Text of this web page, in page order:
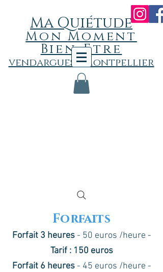
Ma Quiétude
MonMoment
Bien-Etre
vendargues - Montpellier
Forfaits
Forfait 3 heures- 50 euros /heure -
Tarif : 150 euros
Forfait 6 heures- 45 euros /heure -